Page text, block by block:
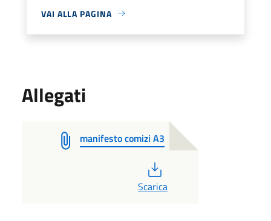
VAI ALLA PAGINA
Allegati
manifesto comizi A3
Scarica